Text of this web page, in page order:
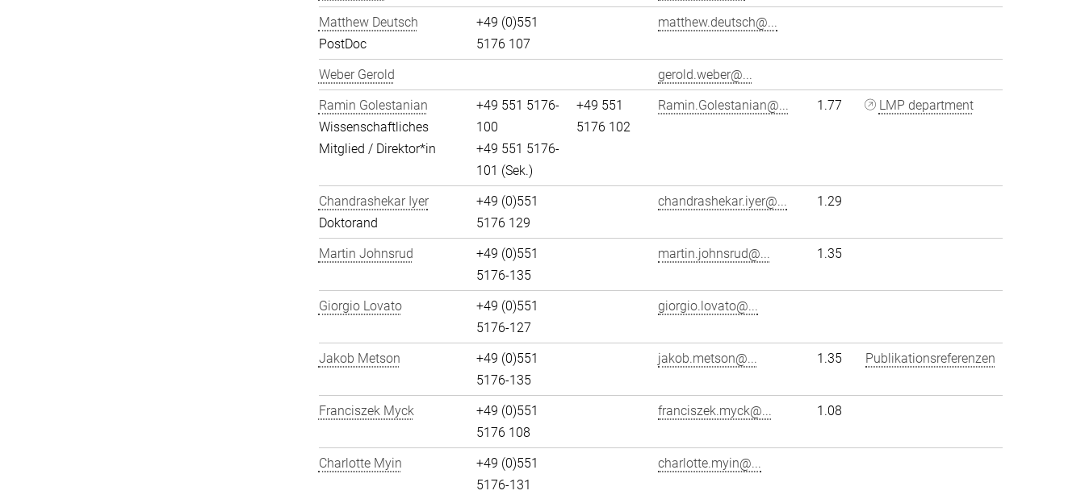
Matthew Deutsch
PostDoc
+49 (0)551
5176 107
matthew.deutsch@...
Weber Gerold
gerold.weber@...
Ramin Golestanian
Wissenschaftliches
Mitglied / Direktor*in
+49 551 5176-
100
+49 551 5176-
101 (Sek.)
+49 551
5176 102
Ramin.Golestanian@... 1.77 LMP department
Chandrashekar Iyer
Doktorand
+49 (0)551
5176 129
chandrashekar.iyer@... 1.29
Martin Johnsrud
+49 (0)551
5176-135
martin.johnsrud@... 1.35
Giorgio Lovato
+49 (0)551
5176-127
giorgio.lovato@...
Jakob Metson
+49 (0)551
5176-135
jakob.metson@... 1.35 Publikationsreferenzen
Franciszek Myck
+49 (0)551
5176 108
franciszek.myck@... 1.08
Charlotte Myin
+49 (0)551
5176-131
charlotte.myin@...